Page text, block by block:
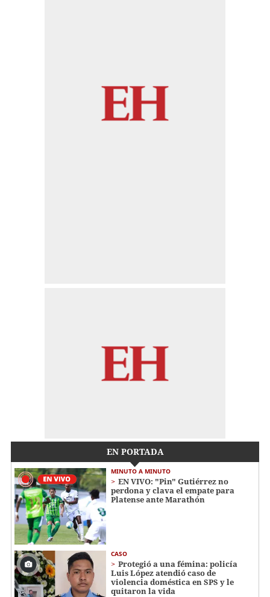
EN PORTADA
MINUTO A MINUTO
EN VIVO: "Pin" Gutiérrez no
perdona y clava el empate para
Platense ante Marathón
CASO
Protegió a una fémina: policía
Luis López atendió caso de
violencia doméstica en SPS y le
quitaron la vida